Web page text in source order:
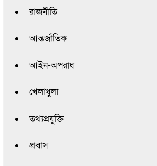
রাজনীতি
আন্তর্জাতিক
আইন-অপরাধ
খেলাধুলা
তথ্যপ্রযুক্তি
প্রবাস